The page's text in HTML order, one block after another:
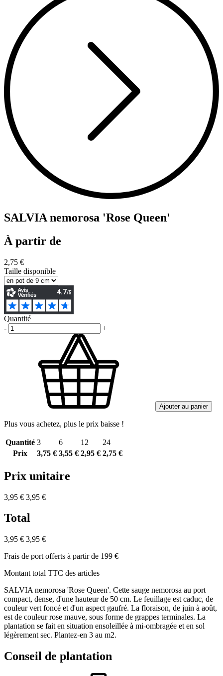
SALVIA nemorosa 'Rose Queen'
À partir de
2,75 €
Taille disponible
Quantité
-
+
Ajouter au panier
Plus vous achetez, plus le prix baisse !
Quantité 3 6 12
24
Prix
3,75 € 3,55 € 2,95 € 2,75 €
Prix unitaire
3,95 € 3,95 €
Total
3,95 € 3,95 €
Frais de port offerts à partir de 199 €
Montant total TTC des articles
SALVIA nemorosa 'Rose Queen'. Cette sauge nemorosa au port
compact, dense, d'une hauteur de 50 cm. Le feuillage est caduc, de
couleur vert foncé et d'un aspect gaufré. La floraison, de juin à août,
est de couleur rose mauve, sous forme de grappes terminales. La
plantation se fait en situation ensoleillée à mi-ombragée et en sol
légèrement sec. Plantez-en 3 au m2.
Conseil de plantation